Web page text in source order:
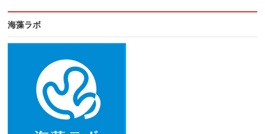
海藻ラボ